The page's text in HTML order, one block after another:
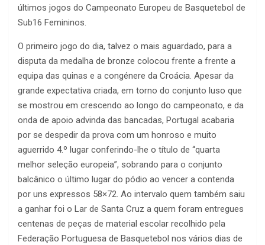
últimos jogos do Campeonato Europeu de Basquetebol de
Sub16 Femininos.
O primeiro jogo do dia, talvez o mais aguardado, para a
disputa da medalha de bronze colocou frente a frente a
equipa das quinas e a congénere da Croácia. Apesar da
grande expectativa criada, em torno do conjunto luso que
se mostrou em crescendo ao longo do campeonato, e da
onda de apoio advinda das bancadas, Portugal acabaria
por se despedir da prova com um honroso e muito
aguerrido 4.º lugar conferindo-lhe o título de “quarta
melhor seleção europeia”, sobrando para o conjunto
balcânico o último lugar do pódio ao vencer a contenda
por uns expressos 58×72. Ao intervalo quem também saiu
a ganhar foi o Lar de Santa Cruz a quem foram entregues
centenas de peças de material escolar recolhido pela
Federação Portuguesa de Basquetebol nos vários dias de